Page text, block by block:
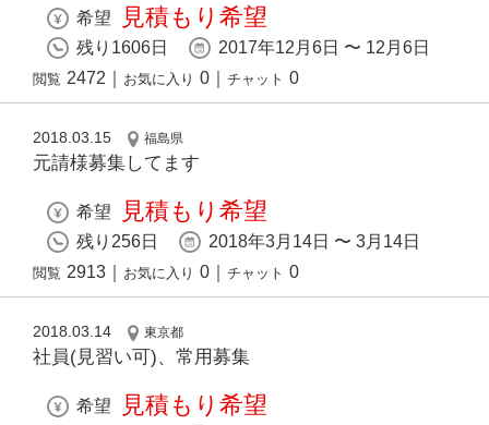
希望 見積もり希望
残り1606日 2017年12月6日 〜 12月6日
閲覧 2472 お気に入り 0 チャット 0
2018.03.15 福島県
元請様募集してます
希望 見積もり希望
残り256日 2018年3月14日 〜 3月14日
閲覧 2913 お気に入り 0 チャット 0
2018.03.14 東京都
社員(見習い可)、常用募集
希望 見積もり希望